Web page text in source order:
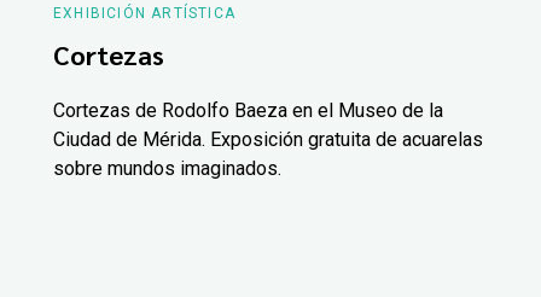
EXHIBICIÓN ARTÍSTICA
Cortezas
Cortezas de Rodolfo Baeza en el Museo de la
Ciudad de Mérida. Exposición gratuita de acuarelas
sobre mundos imaginados.